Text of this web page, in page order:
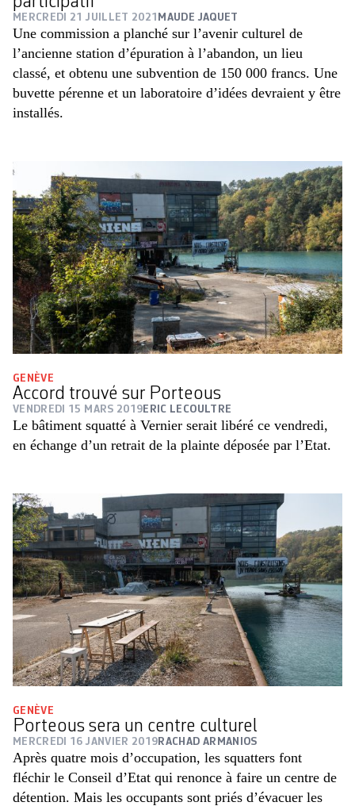
MERCREDI 21 JUILLET 2021 MAUDE JAQUET
Une commission a planché sur l’avenir culturel de
l’ancienne station d’épuration à l’abandon, un lieu
classé, et obtenu une subvention de 150 000 francs. Une
buvette pérenne et un laboratoire d’idées devraient y être
installés.
GENÈVE
Accord trouvé sur Porteous
VENDREDI 15 MARS 2019 ERIC LECOULTRE
Le bâtiment squatté à Vernier serait libéré ce vendredi,
en échange d’un retrait de la plainte déposée par l’Etat.
GENÈVE
Porteous sera un centre culturel
MERCREDI 16 JANVIER 2019 RACHAD ARMANIOS
Après quatre mois d’occupation, les squatters font
fléchir le Conseil d’Etat qui renonce à faire un centre de
détention. Mais les occupants sont priés d’évacuer les